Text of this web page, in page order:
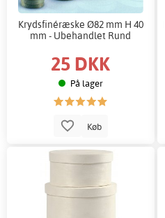
Krydsfinéræske Ø82 mm H 40
mm - Ubehandlet Rund
25 DKK
På lager
Køb